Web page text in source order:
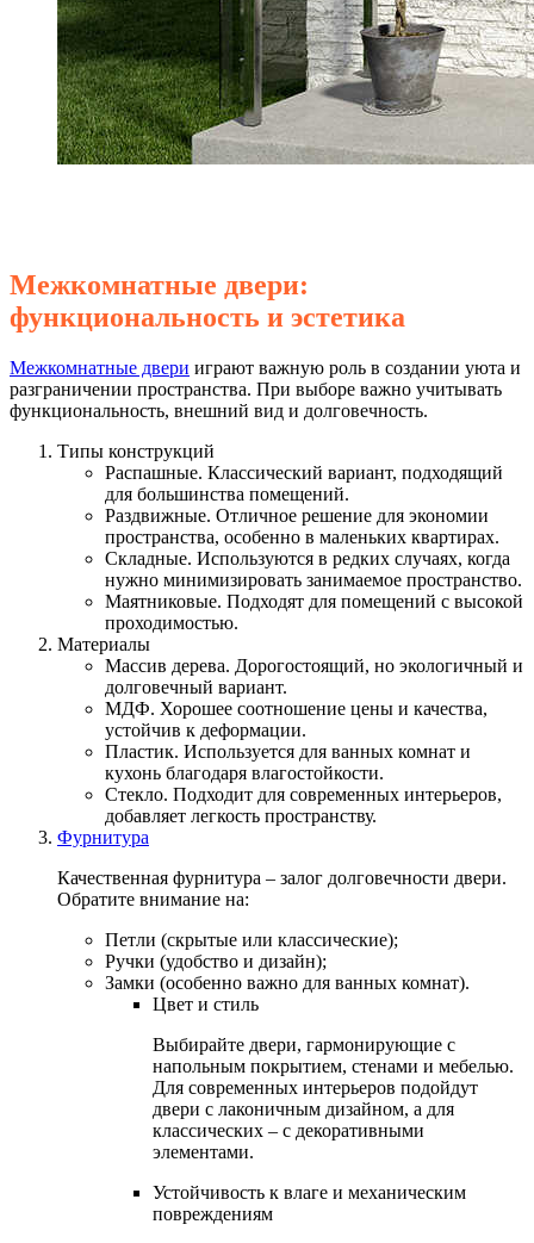
Межкомнатные двери:
функциональность и эстетика
Межкомнатные двери играют важную роль в создании уюта и
разграничении пространства. При выборе важно учитывать
функциональность, внешний вид и долговечность.
Типы конструкций
Распашные. Классический вариант, подходящий
для большинства помещений.
Раздвижные. Отличное решение для экономии
пространства, особенно в маленьких квартирах.
Складные. Используются в редких случаях, когда
нужно минимизировать занимаемое пространство.
Маятниковые. Подходят для помещений с высокой
проходимостью.
Материалы
Массив дерева. Дорогостоящий, но экологичный и
долговечный вариант.
МДФ. Хорошее соотношение цены и качества,
устойчив к деформации.
Пластик. Используется для ванных комнат и
кухонь благодаря влагостойкости.
Стекло. Подходит для современных интерьеров,
добавляет легкость пространству.
Фурнитура
Качественная фурнитура – залог долговечности двери.
Обратите внимание на:
Петли (скрытые или классические);
Ручки (удобство и дизайн);
Замки (особенно важно для ванных комнат).
Цвет и стиль
Выбирайте двери, гармонирующие с
напольным покрытием, стенами и мебелью.
Для современных интерьеров подойдут
двери с лаконичным дизайном, а для
классических – с декоративными
элементами.
Устойчивость к влаге и механическим
повреждениям